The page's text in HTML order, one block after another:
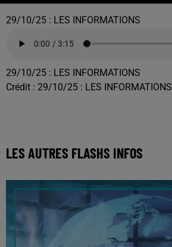
29/10/25 : LES INFORMATIONS
29/10/25 : LES INFORMATIONS
Crédit : 29/10/25 : LES INFORMATIONS
LES AUTRES FLASHS INFOS